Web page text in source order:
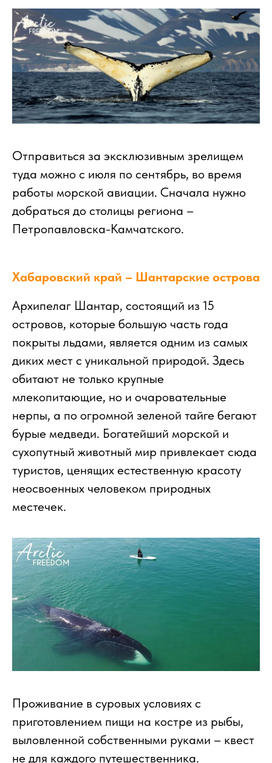
Отправиться за эксклюзивным зрелищем
туда можно с июля по сентябрь, во время
работы морской авиации. Сначала нужно
добраться до столицы региона –
Петропавловска-Камчатского.
Хабаровский край – Шантарские острова
Архипелаг Шантар, состоящий из 15
островов, которые большую часть года
покрыты льдами, является одним из самых
диких мест с уникальной природой. Здесь
обитают не только крупные
млекопитающие, но и очаровательные
нерпы, а по огромной зеленой тайге бегают
бурые медведи. Богатейший морской и
сухопутный животный мир привлекает сюда
туристов, ценящих естественную красоту
неосвоенных человеком природных
местечек.
Проживание в суровых условиях с
приготовлением пищи на костре из рыбы,
выловленной собственными руками – квест
не для каждого путешественника.